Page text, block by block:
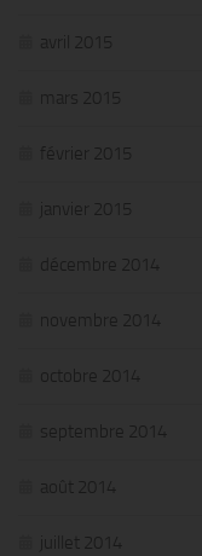
avril 2015
mars 2015
février 2015
janvier 2015
décembre 2014
novembre 2014
octobre 2014
septembre 2014
août 2014
juillet 2014